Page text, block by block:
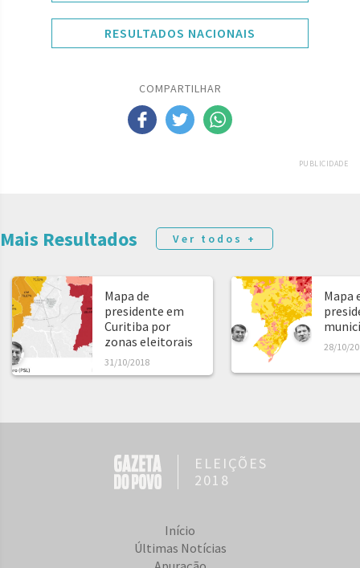
RESULTADOS NACIONAIS
COMPARTILHAR
PUBLICIDADE
Mais Resultados Ver todos +
Mapa de
presidente em
Curitiba por
zonas eleitorais
31/10/2018
Mapa
28/10/
ELEIÇÕES
2018
Início
Últimas Notícias